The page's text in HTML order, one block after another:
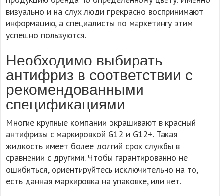
визуально и на слух люди прекрасно воспринимают
информацию, а специалисты по маркетингу этим
успешно пользуются.
Необходимо выбирать
антифриз в соответствии с
рекомендованными
спецификациями
Многие крупные компании окрашивают в красный
антифризы с маркировкой G12 и G12+. Такая
жидкость имеет более долгий срок службы в
сравнении с другими. Чтобы гарантированно не
ошибиться, ориентируйтесь исключительно на то,
есть данная маркировка на упаковке, или нет.